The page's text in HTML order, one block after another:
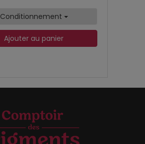
Conditionnement
Ajouter au panier